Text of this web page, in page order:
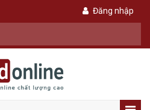
Đăng nhập